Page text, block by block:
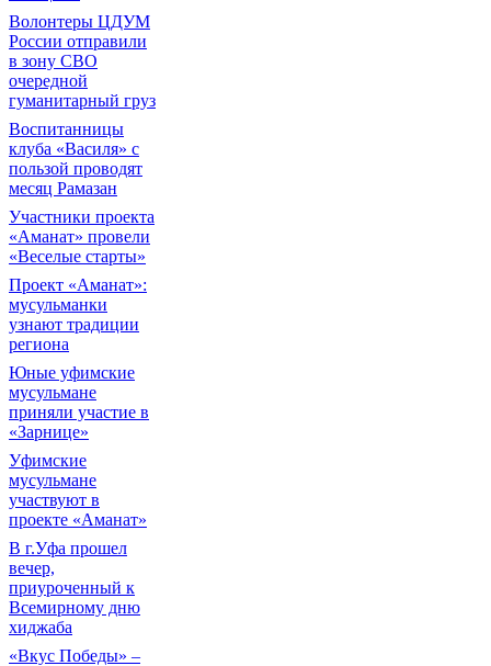
Волонтеры ЦДУМ
России отправили
в зону СВО
очередной
гуманитарный груз
Воспитанницы
клуба «Василя» с
пользой проводят
месяц Рамазан
Участники проекта
«Аманат» провели
«Веселые старты»
Проект «Аманат»:
мусульманки
узнают традиции
региона
Юные уфимские
мусульмане
приняли участие в
«Зарнице»
Уфимские
мусульмане
участвуют в
проекте «Аманат»
В г.Уфа прошел
вечер,
приуроченный к
Всемирному дню
хиджаба
«Вкус Победы» –